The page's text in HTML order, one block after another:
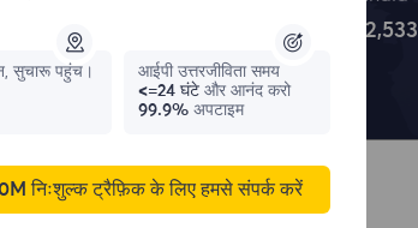
4,322,534
सुचारू पहुंच।
आईपी ​​उत्तरजीविता समय
<=24 घंटे और आनंद करो
99.9% अपटाइम
निःशुल्क ट्रैफ़िक के लिए हमसे संपर्क करें